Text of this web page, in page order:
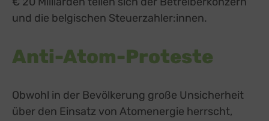
und die belgischen Steuerzahler:innen.
Anti-Atom-Proteste
Obwohl in der Bevölkerung große Unsicherheit
über den Einsatz von Atomenergie herrscht,